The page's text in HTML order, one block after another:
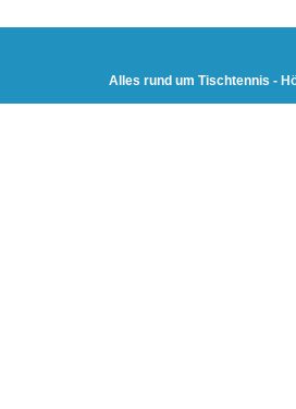
Alles rund um Tischtennis -